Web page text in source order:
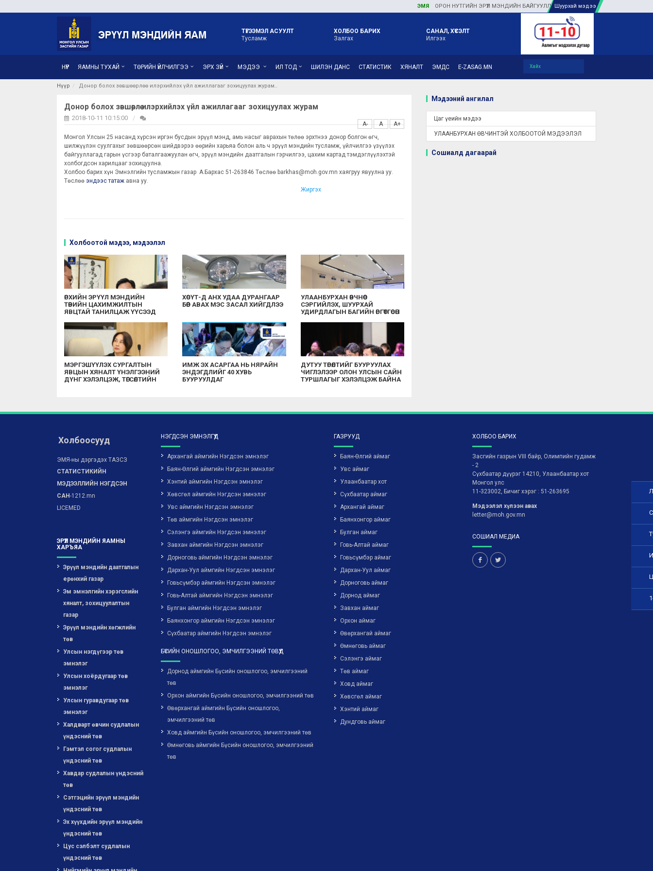
ОРОН НУТГИЙН ЭРҮҮЛ МЭНДИЙН БАЙГУУЛЛАГУУДАД ТУЛГАМДАЖ БУЙ АСУУДЛЫГ
Шуурхай мэдээ
ТҮГЭЭМЭЛ АСУУЛТ
Тусламж
ХОЛБОО БАРИХ
Залгах
САНАЛ, ХҮСЭЛТ
Илгээх
НҮҮР ЯАМНЫ ТУХАЙ ТӨРИЙН ҮЙЛЧИЛГЭЭ ЭРХ ЗҮЙ МЭДЭЭ ИЛ ТОД ШИЛЭН ДАНС СТАТИСТИК ХЯНАЛТ ЭМДС E-ZASAG.MN
Нүүр Донор болох зөвшөөрлөө илэрхийлэх үйл ажиллагааг зохицуулах журам
A- A A+
Донор болох зөвшөөрлөө илэрхийлэх үйл ажиллагааг зохицуулах журам
2018-10-11 10:15:00
Монгол Улсын 25 насанд хүрсэн иргэн бусдын эрүүл мэнд, амь насыг аврахын төлөө эрхтнээ донор болгон өгч,
шилжүүлэн суулгахыг зөвшөөрсөн шийдвэрээ өөрийн харьяа болон аль ч эрүүл мэндийн тусламж, үйлчилгээ үзүүлэх
байгууллагад гарын үсгээр баталгаажуулан өгч, эрүүл мэндийн даатгалын гэрчилгээ, цахим картад тэмдэглүүлэхтэй
холбогдсон харилцааг зохицуулна.
Холбоо барих хүн Эмнэлгийн тусламжын газар А.Бархас 51-263846 Төслөө barkhas@moh.gov.mn хаягруу явуулна уу.
Төслөө эндээс татаж авна уу.
Жиргэх
Холбоотой мэдээ, мэдээлэл
ӨРХИЙН ЭРҮҮЛ МЭНДИЙН
ТӨВИЙН ЦАХИМЖИЛТЫН
ЯВЦТАЙ ТАНИЛЦАЖ ҮҮСЭЭД
ШИЙДВЭРЛЭХИЙГ ҮҮРЭГ
ХӨСҮТ-Д АНХ УДАА ДУРАНГААР
БӨӨР АВАХ МЭС ЗАСАЛ ХИЙГДЛЭЭ
УЛААНБУРХАН ӨВЧНӨӨС
СЭРГИЙЛЭХ, ШУУРХАЙ
УДИРДЛАГЫН БАГИЙН ӨРГӨТГӨСӨН
МЭРГЭШҮҮЛЭХ СУРГАЛТЫН
ЯВЦЫН ХЯНАЛТ ҮНЭЛГЭЭНИЙ
ДҮНГ ХЭЛЭЛЦЭЖ, ТӨГСӨЛТИЙН
ИМЖ ЭХ АСАРГАА НЬ НЯРАЙН
ЭНДЭГДЛИЙГ 40 ХУВЬ
БУУРУУЛДАГ
ДУТУУ ТӨРӨЛТИЙГ БУУРУУЛАХ
ЧИГЛЭЛЭЭР ОЛОН УЛСЫН САЙН
ТУРШЛАГЫГ ХЭЛЭЛЦЭЖ БАЙНА
Мэдээний ангилал
Цаг үеийн мэдээ
УЛААНБУРХАН ӨВЧИНТЭЙ ХОЛБООТОЙ МЭДЭЭЛЭЛ
Сошиалд дагаарай
Холбоосууд
ЭМЯ-ны дэргэдэх ТАЗСЗ
СТАТИСТИКИЙН
МЭДЭЭЛЛИЙН НЭГДСЭН
САН-1212.mn
LICEMED
ЭРҮҮЛ МЭНДИЙН ЯАМНЫ
ХАРЪЯА
Эрүүл мэндийн даатгалын
ерөнхий газар
Эм эмнэлгийн хэрэгслийн
хяналт, зохицуулалтын
газар
Эрүүл мэндийн хөгжлийн
төв
Улсын нэгдүгээр төв
эмнэлэг
Улсын хоёрдугаар төв
эмнэлэг
Улсын гуравдугаар төв
эмнэлэг
Халдварт өвчин судлалын
үндэсний төв
Гэмтэл согог судлалын
үндэсний төв
Хавдар судлалын үндэсний
төв
Сэтгэцийн эрүүл мэндийн
үндэсний төв
Эх хүүхдийн эрүүл мэндийн
үндэсний төв
Цус сэлбэлт судлалын
үндэсний төв
НЭГДСЭН ЭМНЭЛГҮҮД
Архангай аймгийн Нэгдсэн эмнэлэг
Баян-Өлгий аймгийн Нэгдсэн эмнэлэг
Хэнтий аймгийн Нэгдсэн эмнэлэг
Хөвсгөл аймгийн Нэгдсэн эмнэлэг
Увс аймгийн Нэгдсэн эмнэлэг
Төв аймгийн Нэгдсэн эмнэлэг
Сэлэнгэ аймгийн Нэгдсэн эмнэлэг
Завхан аймгийн Нэгдсэн эмнэлэг
Дорноговь аймгийн Нэгдсэн эмнэлэг
Дархан-Уул аймгийн Нэгдсэн эмнэлэг
Говьсүмбэр аймгийн Нэгдсэн эмнэлэг
Говь-Алтай аймгийн Нэгдсэн эмнэлэг
Булган аймгийн Нэгдсэн эмнэлэг
Баянхонгор аймгийн Нэгдсэн эмнэлэг
Сүхбаатар аймгийн Нэгдсэн эмнэлэг
БҮСИЙН ОНОШЛОГОО, ЭМЧИЛГЭЭНИЙ ТӨВҮҮД
Дорнод аймгийн Бүсийн оношлогоо, эмчилгээний
төв
Орхон аймгийн Бүсийн оношлогоо, эмчилгээний төв
Өвөрхангай аймгийн Бүсийн оношлогоо,
эмчилгээний төв
Ховд аймгийн Бүсийн оношлогоо, эмчилгээний төв
Өмнөговь аймгийн Бүсийн оношлогоо, эмчилгээний
төв
ГАЗРУУД
Баян-Өлгий аймаг
Увс аймаг
Улаанбаатар хот
Сүхбаатар аймаг
Архангай аймаг
Баянхонгор аймаг
Булган аймаг
Говь-Алтай аймаг
Говьсүмбэр аймаг
Дархан-Уул аймаг
Дорноговь аймаг
Дорнод аймаг
Завхан аймаг
Орхон аймаг
Өвөрхангай аймаг
Өмнөговь аймаг
Сэлэнгэ аймаг
Төв аймаг
Ховд аймаг
Хөвсгөл аймаг
Хэнтий аймаг
Дундговь аймаг
ХОЛБОО БАРИХ
Засгийн газрын VIII байр, Олимпийн гудамж
- 2
Сүхбаатар дүүрэг 14210, Улаанбаатар хот
Монгол улс
11-323002, Бичиг хэрэг : 51-263695
Мэдээлэл хүлээн авах
letter@moh.gov.mn
СОШИАЛ МЕДИА